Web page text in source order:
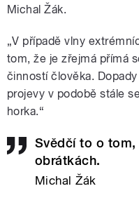
Michal Žák.
„V případě vlny
tom, že je zřejmá přímá
činností člověka.
projevy v podobě stále
horka.“
Svědčí to o tom,
obrátkách.
Michal Žák